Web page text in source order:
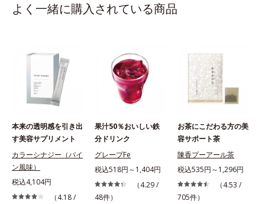
よく一緒に購入されている商品
本来の透明感を引き出
す美容サプリメント
カラーシナジー（パイ
ン風味）
税込4,104円
（4.18 /
果汁50％おいしい鉄
分ドリンク
グレープFe
税込518円～1,404円
（4.29 /
48件）
お茶にこだわる方の美
容サポート茶
陳香プーアール茶
税込535円～1,296円
（4.53 /
705件）